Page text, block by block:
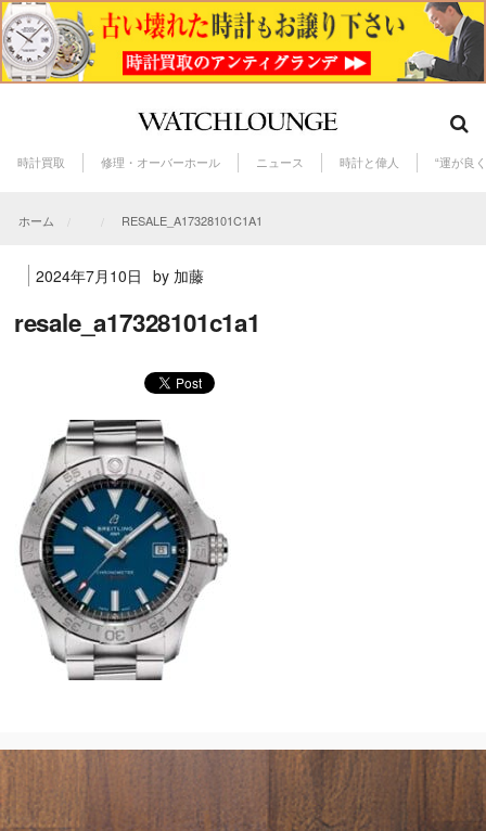
時計買取 修理・オーバーホール ニュース 時計と偉人 “運が良
ホーム RESALE_A17328101C1A1
2024年7月10日 by 加藤
resale_a17328101c1a1